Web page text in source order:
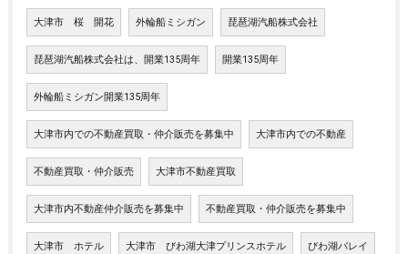
大津市 桜 開花 外輪船ミシガン 琵琶湖汽船株式会社
琵琶湖汽船株式会社は、開業135周年 開業135周年
外輪船ミシガン開業135周年
大津市内での不動産買取・仲介販売を募集中 大津市内での不動産
不動産買取・仲介販売 大津市不動産買取
大津市内不動産仲介販売を募集中 不動産買取・仲介販売を募集中
大津市 ホテル 大津市 びわ湖大津プリンスホテル びわ湖バレイ